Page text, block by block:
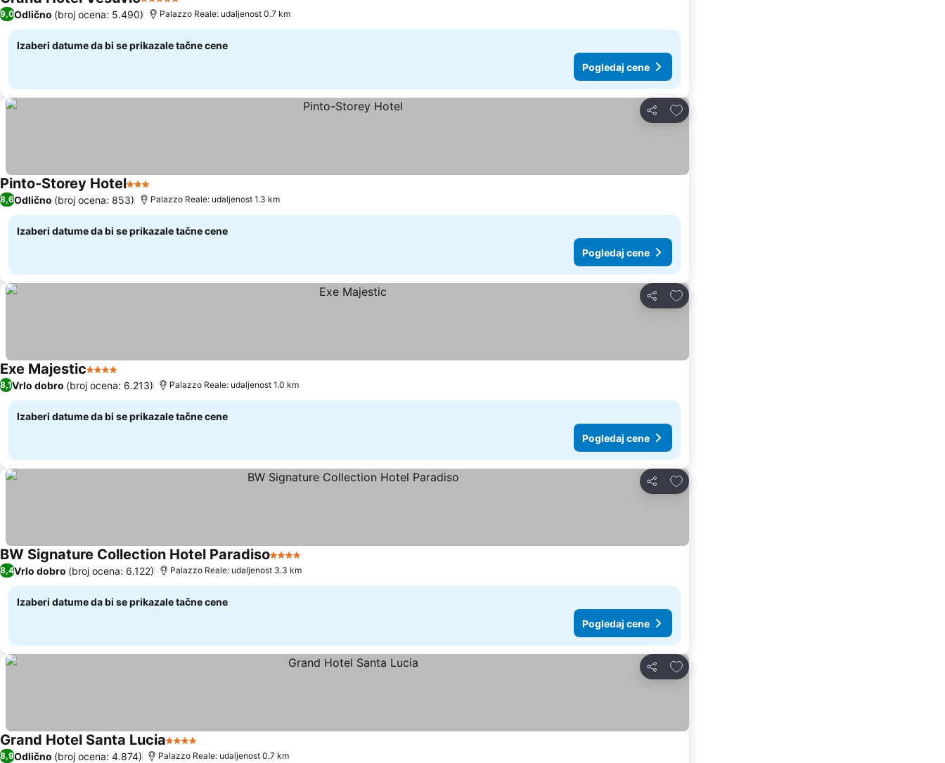
5 Zvezdice
9,0Odlično (broj ocena: 5.490) Palazzo Reale: udaljenost 0.7 km
Izaberi datume da bi se prikazale tačne cene
Pogledaj cene
Deli
Dodati u favorite
Pinto-Storey Hotel3 Zvezdice
8,6Odlično (broj ocena: 853) Palazzo Reale: udaljenost 1.3 km
Izaberi datume da bi se prikazale tačne cene
Pogledaj cene
Deli
Dodati u favorite
Exe Majestic4 Zvezdice
8,1Vrlo dobro (broj ocena: 6.213) Palazzo Reale: udaljenost 1.0 km
Izaberi datume da bi se prikazale tačne cene
Pogledaj cene
Deli
Dodati u favorite
BW Signature Collection Hotel Paradiso4 Zvezdice
8,4Vrlo dobro (broj ocena: 6.122) Palazzo Reale: udaljenost 3.3 km
Izaberi datume da bi se prikazale tačne cene
Pogledaj cene
Deli
Dodati u favorite
Grand Hotel Santa Lucia4 Zvezdice
8,9Odlično (broj ocena: 4.874) Palazzo Reale: udaljenost 0.7 km